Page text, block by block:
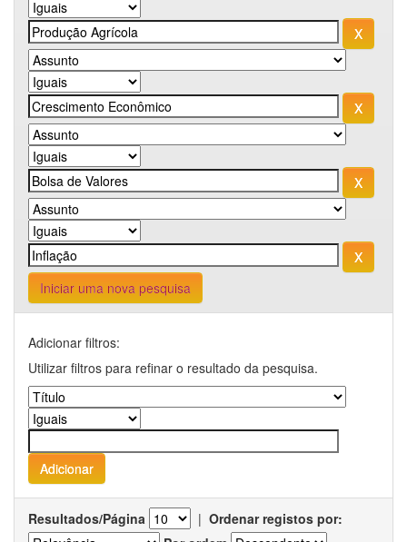
Iniciar uma nova pesquisa
Adicionar filtros:
Utilizar filtros para refinar o resultado da pesquisa.
Resultados/Página | Ordenar registos por: